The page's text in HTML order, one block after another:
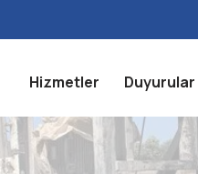
Hizmetler Duyurular